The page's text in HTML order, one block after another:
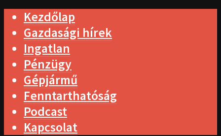
Kezdőlap
Gazdasági hírek
Ingatlan
Pénzügy
Gépjármű
Fenntarthatóság
Podcast
Kapcsolat